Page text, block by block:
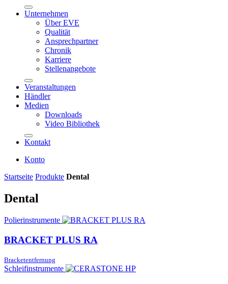
Unternehmen
Über EVE
Qualität
Ansprechpartner
Chronik
Karriere
Stellenangebote
Veranstaltungen
Händler
Medien
Downloads
Video Bibliothek
Kontakt
Konto
Startseite Produkte Dental
Dental
Polierinstrumente
BRACKET PLUS RA
Bracketentfernung
Schleifinstrumente